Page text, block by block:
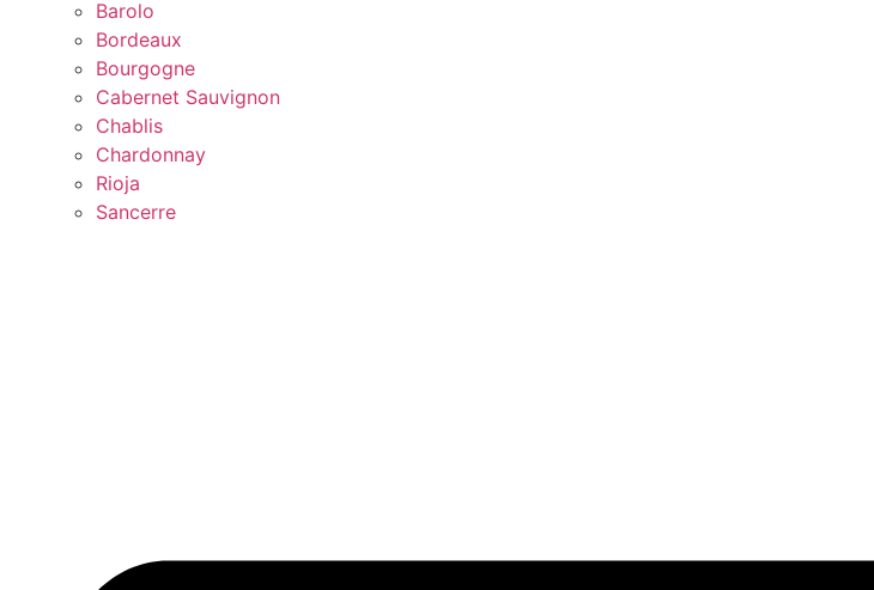
Barolo
Bordeaux
Bourgogne
Cabernet Sauvignon
Chablis
Chardonnay
Rioja
Sancerre